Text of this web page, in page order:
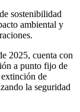
sostenibilidad
ambiental y
2025, cuenta con
a punto fijo de
extinción de
la seguridad